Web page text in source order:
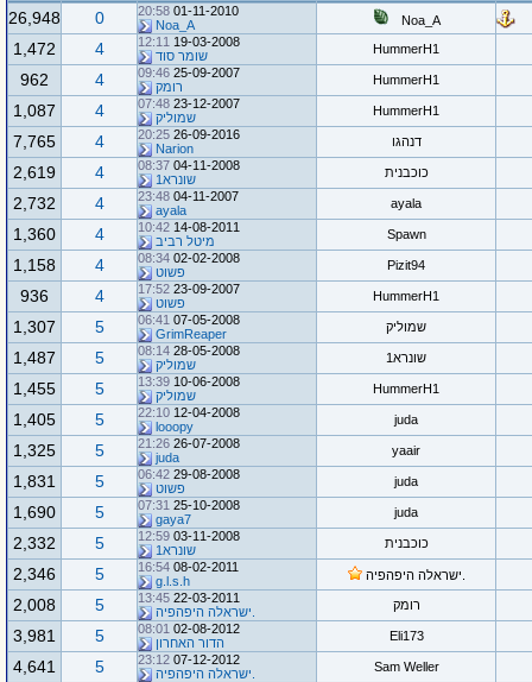
Noa_A
01-11-2010
20:58
Noa_A
0
26,948
HummerH1
19-03-2008
12:11
שומר סוד
4
1,472
HummerH1
25-09-2007
09:46
רומק
4
962
HummerH1
23-12-2007
07:48
שמוליק
4
1,087
דנהגו 26-09-2016
20:25
Narion
4
7,765
כוכבנית 04-11-2008
08:37
שונרא1
4
2,619
ayala
04-11-2007
23:48
ayala
4
2,732
Spawn
14-08-2011
10:42
מיטל רביב
4
1,360
Pizit94
02-02-2008
08:34
פשוט
4
1,158
HummerH1
23-09-2007
17:52
פשוט
4
936
שמוליק 07-05-2008
06:41
GrimReaper
5
1,307
שונרא1 28-05-2008
08:14
שמוליק
5
1,487
HummerH1
10-06-2008
13:39
שמוליק
5
1,455
juda
12-04-2008
22:10
looopy
5
1,405
yaair
26-07-2008
21:26
juda
5
1,325
juda
29-08-2008
06:42
פשוט
5
1,831
juda
25-10-2008
07:31
gaya7
5
1,690
כוכבנית 03-11-2008
12:59
שונרא1
5
2,332
.ישראלה היפהפיה
08-02-2011
16:54
g.l.s.h
5
2,346
רומק 22-03-2011
13:45
.ישראלה היפהפיה
5
2,008
Eli173
02-08-2012
08:01
הדור האחרון
5
3,981
Sam Weller
07-12-2012
23:12
.ישראלה היפהפיה
5
4,641